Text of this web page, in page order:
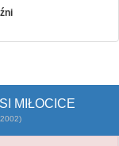
MIŁOCICE